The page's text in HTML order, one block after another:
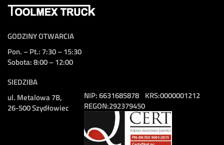
GODZINY OTWARCIA
Pon. – Pt.: 7:30 – 15:30
Sobota: 8:00 – 12:00
SIEDZIBA
ul. Metalowa 7B,
26-500 Szydłowiec
NIP:6631685878
REGON:292379450
KRS:0000001212